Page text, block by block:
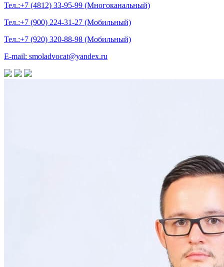
Тел.:+7 (4812) 33-95-99 (Многоканальный)
Тел.:+7 (900) 224-31-27 (Мобильный)
Тел.:+7 (920) 320-88-98 (Мобильный)
E-mail: smoladvocat@yandex.ru